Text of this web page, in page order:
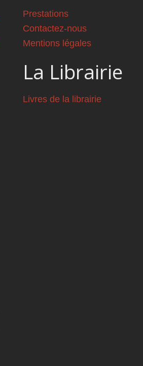
Prestations
Contactez-nous
Mentions légales
La Librairie
Livres de la librairie